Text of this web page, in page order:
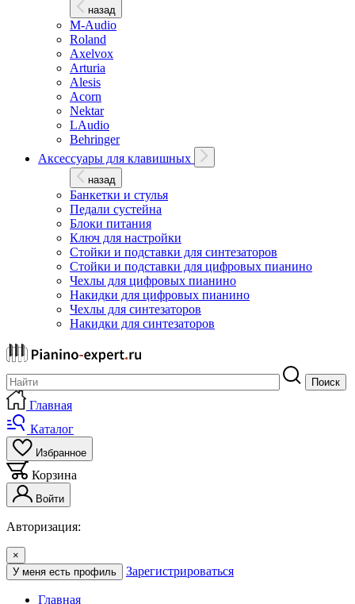
назад
M-Audio
Roland
Axelvox
Arturia
Alesis
Acorn
Nektar
LAudio
Behringer
Аксессуары для клавишных
назад
Банкетки и стулья
Педали сустейна
Блоки питания
Ключ для настройки
Стойки и подставки для синтезаторов
Стойки и подставки для цифровых пианино
Чехлы для цифровых пианино
Накидки для цифровых пианино
Чехлы для синтезаторов
Накидки для синтезаторов
Поиск
Главная
Каталог
Избранное
Корзина
Войти
Авторизация:
×
У меня есть профиль
Зарегистрироваться
Главная